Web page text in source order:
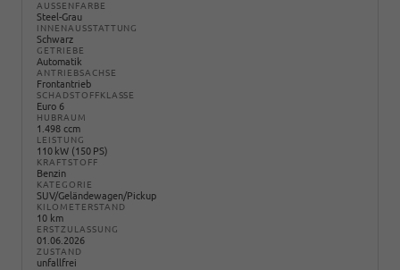
AUSSENFARBE
Steel-Grau
INNENAUSSTATTUNG
Schwarz
GETRIEBE
Automatik
ANTRIEBSACHSE
Frontantrieb
SCHADSTOFFKLASSE
Euro 6
HUBRAUM
1.498 ccm
LEISTUNG
110 kW (150 PS)
KRAFTSTOFF
Benzin
KATEGORIE
SUV/Geländewagen/Pickup
KILOMETERSTAND
10 km
ERSTZULASSUNG
01.06.2026
ZUSTAND
unfallfrei